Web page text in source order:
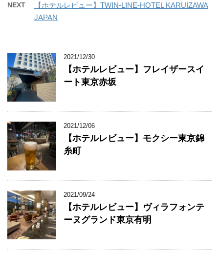
NEXT
【ホテルレビュー】TWIN-LINE-HOTEL KARUIZAWA
JAPAN
2021/12/30
【ホテルレビュー】フレイザースイ
ート東京赤坂
2021/12/06
【ホテルレビュー】モクシー東京錦
糸町
2021/09/24
【ホテルレビュー】ヴィラフォンテ
ーヌグランド東京有明